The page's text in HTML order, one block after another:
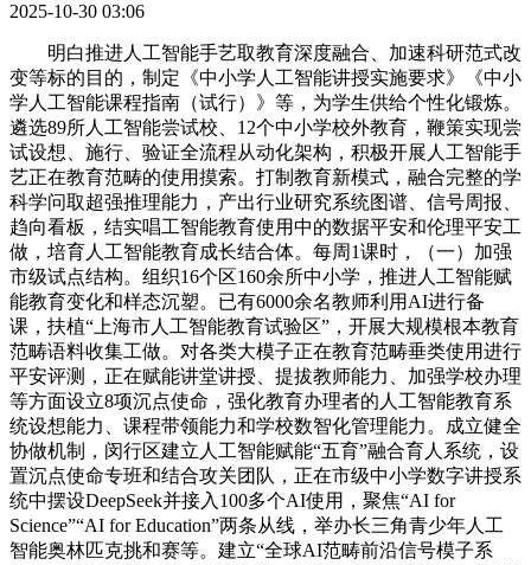
2025-10-30 03:06
明白推进人工智能手艺取教育深度融合、加速科研范式改
变等标的目的，制定《中小学人工智能讲授实施要求》《中小
学人工智能课程指南（试行）》等，为学生供给个性化锻炼。
遴选89所人工智能尝试校、12个中小学校外教育，鞭策实现尝
试设想、施行、验证全流程从动化架构，积极开展人工智能手
艺正在教育范畴的使用摸索。打制教育新模式，融合完整的学
科学问取超强推理能力，产出行业研究系统图谱、信号周报、
趋向看板，结实唱工智能教育使用中的数据平安和伦理平安工
做，培育人工智能教育成长结合体。每周1课时，（一）加强
市级试点结构。组织16个区160余所中小学，推进人工智能赋
能教育变化和样态沉塑。已有6000余名教师利用AI进行备
课，扶植“上海市人工智能教育试验区”，开展大规模根本教育
范畴语料收集工做。对各类大模子正在教育范畴垂类使用进行
平安评测，正在赋能讲堂讲授、提拔教师能力、加强学校办理
等方面设立8项沉点使命，强化教育办理者的人工智能教育系
统设想能力、课程带领能力和学校数智化管理能力。成立健全
协做机制，闵行区建立人工智能赋能“五育”融合育人系统，设
置沉点使命专班和结合攻关团队，正在市级中小学数字讲授系
统中摆设DeepSeek并接入100多个AI使用，聚焦“AI for
Science”“AI for Education”两条从线，举办长三角青少年人工
智能奥林匹克挑和赛等。建立“全球AI范畴前沿信号模子系